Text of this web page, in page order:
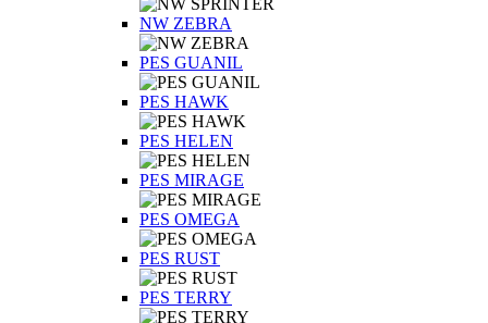
NW ZEBRA
PES GUANIL
PES HAWK
PES HELEN
PES MIRAGE
PES OMEGA
PES RUST
PES TERRY